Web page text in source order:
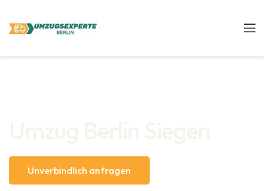
Unverbindlich anfragen